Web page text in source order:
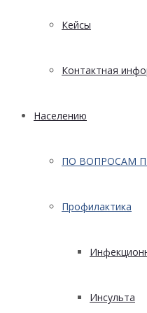
Кейсы
Контактная
Населению
ПО ВОПРОСАМ
Профилактика
Инсульта